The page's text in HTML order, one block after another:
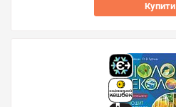
Купити